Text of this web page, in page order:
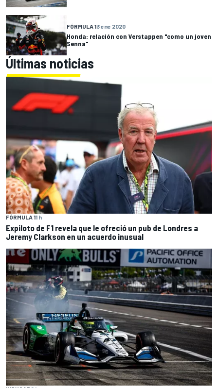
FÓRMULA 13 ene 2020
Honda: relación con Verstappen "como un joven
Senna"
Últimas noticias
FÓRMULA 11 h
Expiloto de F1 revela que le ofreció un pub de Londres a
Jeremy Clarkson en un acuerdo inusual